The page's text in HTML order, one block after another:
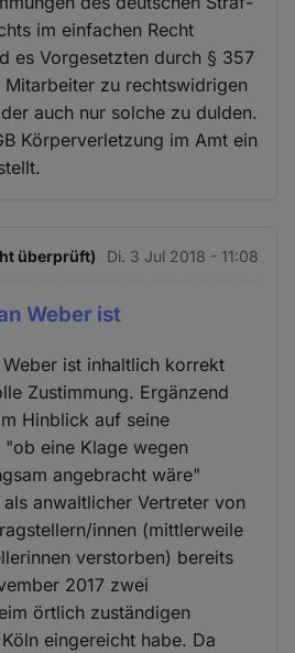
im einfachen Recht
es Vorgesetzten durch § 357
Mitarbeiter zu rechtswidrigen
auch nur solche zu dulden.
Körperverletzung im Amt ein
überprüft) Di. 3 Jul 2018 - 11:08
Weber ist
ist inhaltlich korrekt
Zustimmung. Ergänzend
Hinblick auf seine
eine Klage wegen
angebracht wäre"
anwaltlicher Vertreter von
innen (mittlerweile
verstorben) bereits
2017 zwei
örtlich zuständigen
eingereicht habe. Da